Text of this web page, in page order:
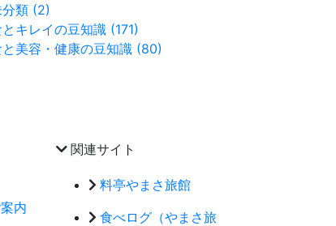
類 (2)
キレイの豆知識 (171)
美容・健康の豆知識 (80)
内
関連サイト
料亭やまさ旅館
食べログ（やまさ旅